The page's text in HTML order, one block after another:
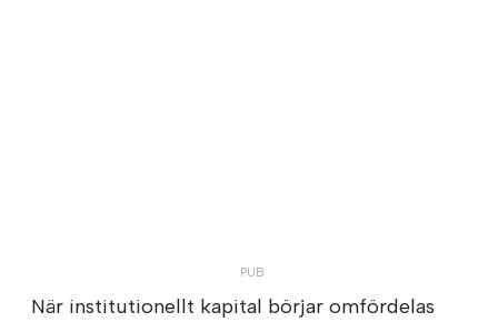
När institutionellt kapital börjar omfördelas